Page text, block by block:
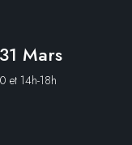
Mars
et 14h-18h